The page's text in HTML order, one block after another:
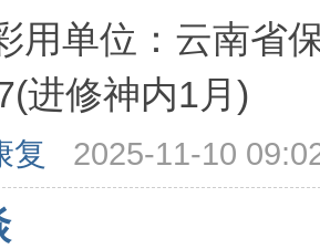
用单位：云南省
进修神内1月)
复 2025-11-10